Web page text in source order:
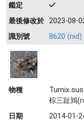
鑑定
最後修改於 2023-08-
識別號
8620 (nid)
物種
Turnix
棕三趾鶉
日期
2014-01-